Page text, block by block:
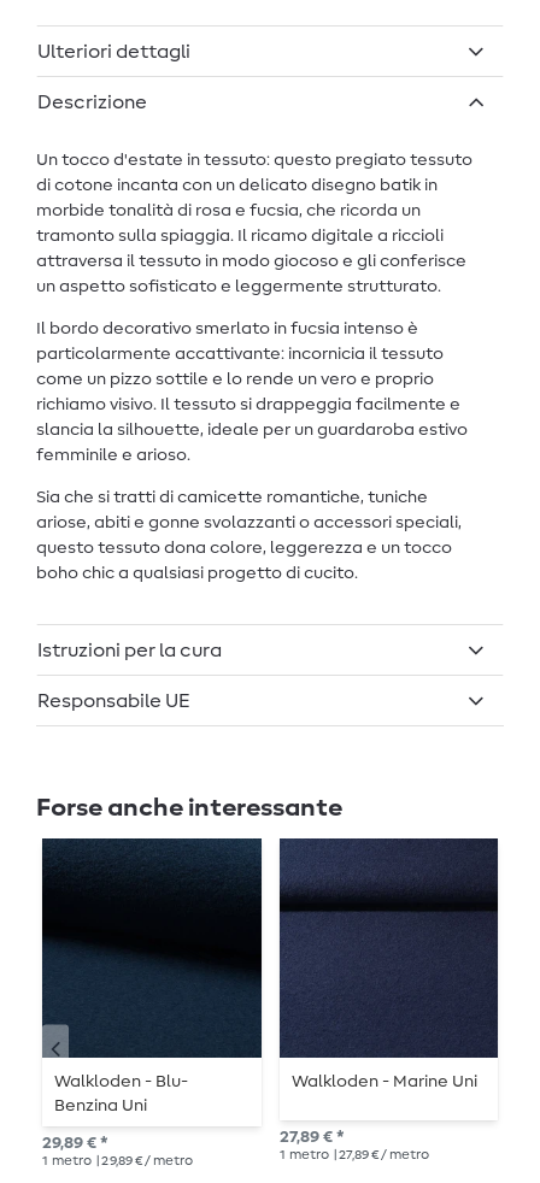
Ulteriori dettagli
Descrizione
Un tocco d'estate in tessuto: questo pregiato tessuto
di cotone incanta con un delicato disegno batik in
morbide tonalità di rosa e fucsia, che ricorda un
tramonto sulla spiaggia. Il ricamo digitale a riccioli
attraversa il tessuto in modo giocoso e gli conferisce
un aspetto sofisticato e leggermente strutturato.
Il bordo decorativo smerlato in fucsia intenso è
particolarmente accattivante: incornicia il tessuto
come un pizzo sottile e lo rende un vero e proprio
richiamo visivo. Il tessuto si drappeggia facilmente e
slancia la silhouette, ideale per un guardaroba estivo
femminile e arioso.
Sia che si tratti di camicette romantiche, tuniche
ariose, abiti e gonne svolazzanti o accessori speciali,
questo tessuto dona colore, leggerezza e un tocco
boho chic a qualsiasi progetto di cucito.
Istruzioni per la cura
Responsabile UE
Forse anche interessante
Walkloden - Blu-
Benzina Uni
29,89 € *
1 metro | 29,89 € / metro
Walkloden - Marine Uni
27,89 € *
1 metro | 27,89 € / metro